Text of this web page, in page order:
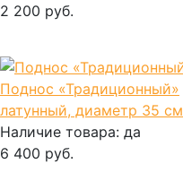
2 200 руб.
Поднос «Традиционный»
латунный, диаметр 35 см
Наличие товара: да
6 400 руб.